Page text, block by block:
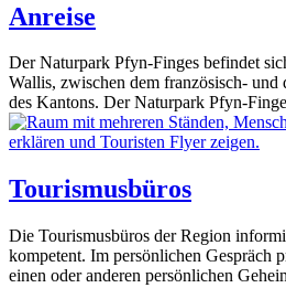
Anreise
Der Naturpark Pfyn-Finges befindet
Wallis, zwischen dem französisch- und
des Kantons. Der Naturpark Pfyn-
Tourismusbüros
Die Tourismusbüros der Region
kompetent. Im persönlichen Gespräch
einen oder anderen persönlichen